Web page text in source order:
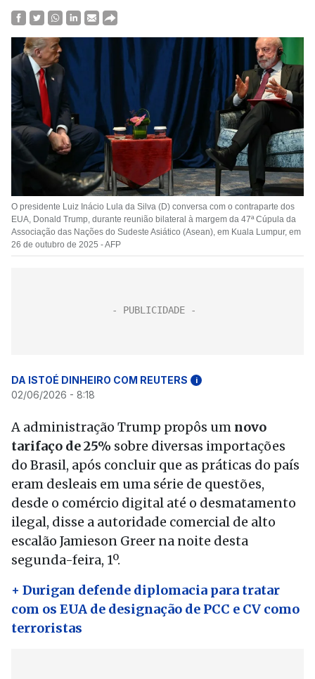
O presidente Luiz Inácio Lula da Silva (D) conversa com o contraparte dos
EUA, Donald Trump, durante reunião bilateral à margem da 47ª Cúpula da
Associação das Nações do Sudeste Asiático (Asean), em Kuala Lumpur, em
26 de outubro de 2025 - AFP
DA ISTOÉ DINHEIRO COM REUTERS i
02/06/2026 - 8:18
A administração Trump propôs um novo
tarifaço de 25% sobre diversas importações
do Brasil, após concluir que as práticas do país
eram desleais em uma série de questões,
desde o comércio digital até o desmatamento
ilegal, disse a autoridade comercial de alto
escalão Jamieson Greer na noite desta
segunda-feira, 1º.
+ Durigan defende diplomacia para tratar
com os EUA de designação de PCC e CV como
terroristas